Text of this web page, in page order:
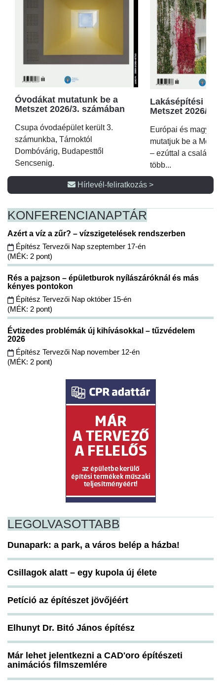
Óvodákat mutatunk be a
Metszet 2026/3. számában
Csupa óvodaépület került 3.
számunkba, Tárnoktól
Dombóvárig, Budapesttől
Sencsenig.
Lakásépítési
Metszet 2026/2.
Európai és magyar
mutatjuk be a
– ezúttal a családi
több...
Hírlevél-feliratkozás >
KONFERENCIANAPTÁR
Azért a víz a zűr? – vízszigetelések rendszerben
Építész Tervezői Nap szeptember 17-én
(MÉK: 2 pont)
Rés a pajzson – épületburok nyílászáróknál és más
kényes pontokon
Építész Tervezői Nap október 15-én
(MÉK: 2 pont)
Évtizedes problémák új kihívásokkal – tűzvédelem
2026
Építész Tervezői Nap november 12-én
(MÉK: 2 pont)
LEGOLVASOTTABB
Dunapark: a park, a város belép a házba!
Csillagok alatt – egy kupola új élete
Petíció az építészet jövőjéért
Elhunyt Dr. Bitó János építész
Már lehet jelentkezni a CAD'oro építészeti
animációs filmszemlére